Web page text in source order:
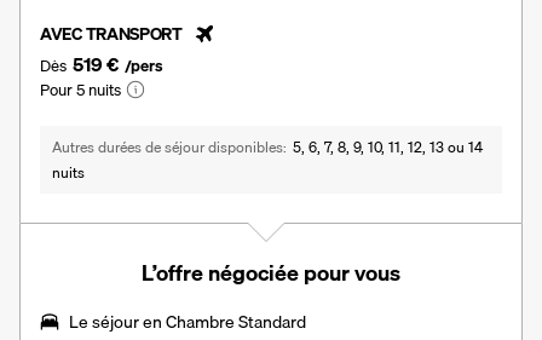
AVEC TRANSPORT
Dès 519 € /pers
Pour 5 nuits
Autres durées de séjour disponibles 5, 6, 7, 8, 9, 10, 11, 12, 13 ou 14
nuits
L’offre négociée pour vous
Le séjour en Chambre Standard